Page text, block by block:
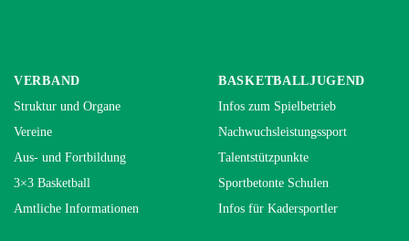
VERBAND
Struktur und Organe
Vereine
Aus- und Fortbildung
3×3 Basketball
Amtliche Informationen
BASKETBALLJUGEND
Infos zum Spielbetrieb
Nachwuchsleistungssport
Talentstützpunkte
Sportbetonte Schulen
Infos für Kadersportler